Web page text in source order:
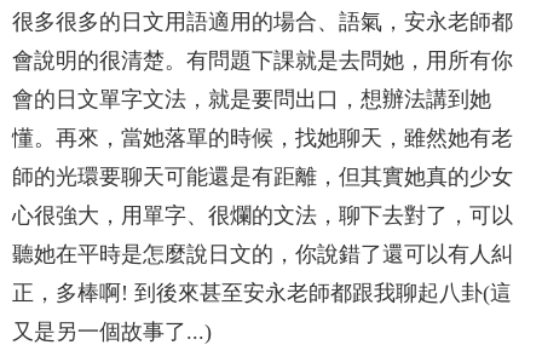
很多很多的日文用語適用的場合、語氣，安永老師都
會說明的很清楚。有問題下課就是去問她，用所有你
會的日文單字文法，就是要問出口，想辦法講到她
懂。再來，當她落單的時候，找她聊天，雖然她有老
師的光環要聊天可能還是有距離，但其實她真的少女
心很強大，用單字、很爛的文法，聊下去對了，可以
聽她在平時是怎麼說日文的，你說錯了還可以有人糾
正，多棒啊! 到後來甚至安永老師都跟我聊起八卦(這
又是另一個故事了...)